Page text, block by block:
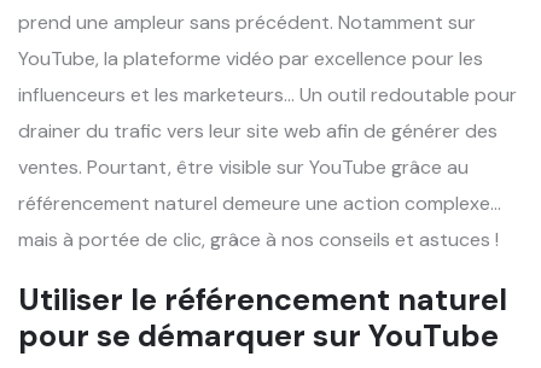
prend une ampleur sans précédent. Notamment sur
YouTube, la plateforme vidéo par excellence pour les
influenceurs et les marketeurs… Un outil redoutable pour
drainer du trafic vers leur site web afin de générer des
ventes. Pourtant, être visible sur YouTube grâce au
référencement naturel demeure une action complexe…
mais à portée de clic, grâce à nos conseils et astuces !
Utiliser le référencement naturel
pour se démarquer sur YouTube